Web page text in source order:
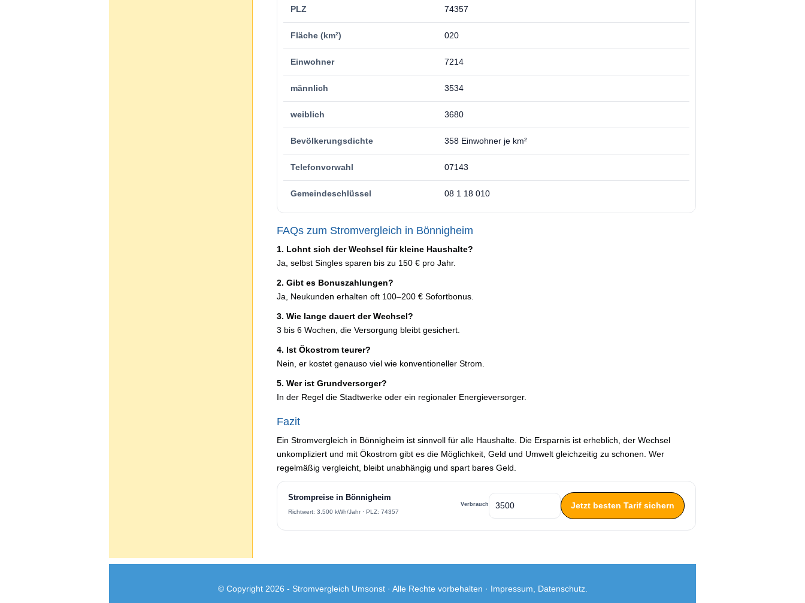
PLZ 74357
Fläche (km²) 020
Einwohner 7214
männlich 3534
weiblich 3680
Bevölkerungsdichte 358 Einwohner je km²
Telefonvorwahl 07143
Gemeindeschlüssel 08 1 18 010
FAQs zum Stromvergleich in Bönnigheim
1. Lohnt sich der Wechsel für kleine Haushalte?
Ja, selbst Singles sparen bis zu 150 € pro Jahr.
2. Gibt es Bonuszahlungen?
Ja, Neukunden erhalten oft 100–200 € Sofortbonus.
3. Wie lange dauert der Wechsel?
3 bis 6 Wochen, die Versorgung bleibt gesichert.
4. Ist Ökostrom teurer?
Nein, er kostet genauso viel wie konventioneller Strom.
5. Wer ist Grundversorger?
In der Regel die Stadtwerke oder ein regionaler Energieversorger.
Fazit
Ein Stromvergleich in Bönnigheim ist sinnvoll für alle Haushalte. Die Ersparnis ist erheblich, der Wechsel
unkompliziert und mit Ökostrom gibt es die Möglichkeit, Geld und Umwelt gleichzeitig zu schonen. Wer
regelmäßig vergleicht, bleibt unabhängig und spart bares Geld.
Strompreise in Bönnigheim
Richtwert: 3.500 kWh/Jahr · PLZ: 74357
Verbrauch Jetzt besten Tarif sichern
© Copyright 2026 - Stromvergleich Umsonst· Alle Rechte vorbehalten · Impressum Datenschutz.